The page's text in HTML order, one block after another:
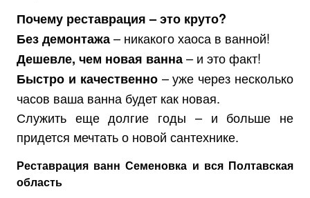
Почему реставрация – это круто?
Без демонтажа– никакого хаоса в ванной!
Дешевле, чем новая ванна– и это факт!
Быстро и качественно– уже через несколько
часов ваша ванна будет как новая.
Служить еще долгие годы – и больше не
придется мечтать о новой сантехнике.
Реставрация ванн Семеновка и вся Полтавская
область